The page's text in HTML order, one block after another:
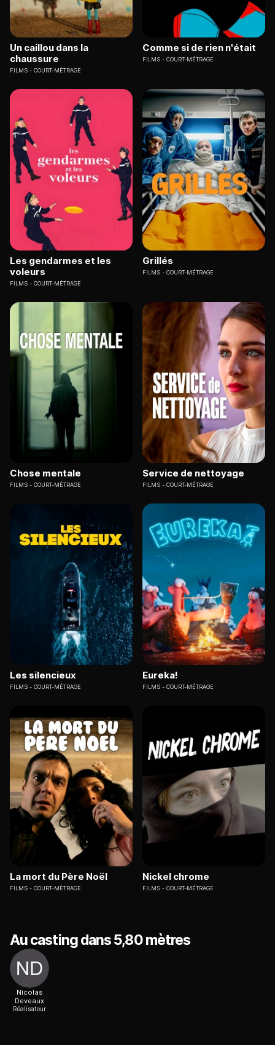
Un caillou dans la
chaussure
FILMS COURT-MÉTRAGE
Comme si de rien n'était
FILMS COURT-MÉTRAGE
Les gendarmes et les
voleurs
FILMS COURT-MÉTRAGE
Grillés
FILMS COURT-MÉTRAGE
Chose mentale
FILMS COURT-MÉTRAGE
Service de nettoyage
FILMS COURT-MÉTRAGE
Les silencieux
FILMS COURT-MÉTRAGE
Eureka!
FILMS COURT-MÉTRAGE
La mort du Père Noël
FILMS COURT-MÉTRAGE
Nickel chrome
FILMS COURT-MÉTRAGE
Au casting dans 5,80 mètres
Nicolas
Deveaux
Réalisateur